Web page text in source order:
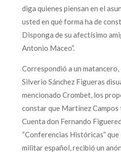
diga quienes piensan en el
usted en qué forma ha de
Disponga de su afectísimo
Antonio Maceo”.
Correspondió a un
Silverio Sánchez Figueras
mencionado Crombet, los
constar que Martínez
Cuenta don Fernando
“Conferencias Históricas” que
militar español, recibió un